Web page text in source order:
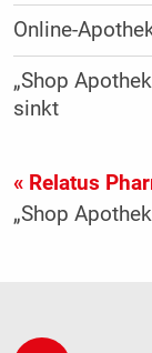
Online-
„Shop
sinkt
« Relatus
„Shop